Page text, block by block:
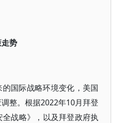
势
国际战略环境变化，美国
整。根据2022年10月拜登
战略》，以及拜登政府执